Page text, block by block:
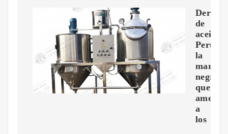
de
Perú:
la
marea
negra
que
a
los